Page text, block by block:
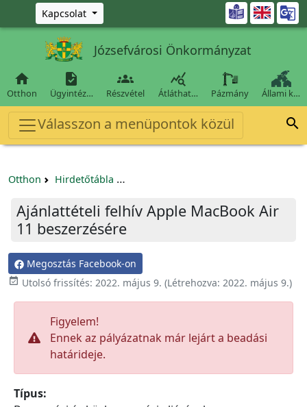
Ugrás a fő tartalomra
Kapcsolat 
Józsefvárosi Önkormányzat

Otthon

Ügyintéz…

Részvétel

Átláthat… Pázmány Állami k…
Válasszon a menüpontok közül 
Otthon Hirdetőtábla
Ajánlattételi felhív Apple MacBook Air
11 beszerzésére
Megosztás Facebook-on
 Utolsó frissítés: 2022. május 9. (Létrehozva: 2022. május 9.)
Figyelem!
Ennek az pályázatnak már lejárt a beadási
határideje.
Típus: